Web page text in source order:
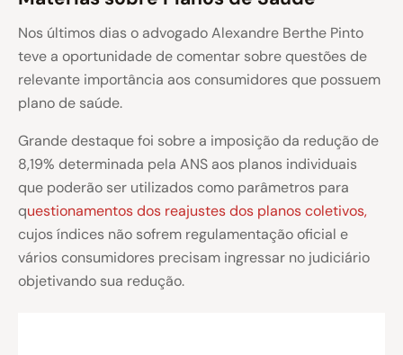
Nos últimos dias o advogado Alexandre Berthe Pinto
teve a oportunidade de comentar sobre questões de
relevante importância aos consumidores que possuem
plano de saúde.
Grande destaque foi sobre a imposição da redução de
8,19% determinada pela ANS aos planos individuais
que poderão ser utilizados como parâmetros para
questionamentos dos reajustes dos planos coletivos,
cujos índices não sofrem regulamentação oficial e
vários consumidores precisam ingressar no judiciário
objetivando sua redução.